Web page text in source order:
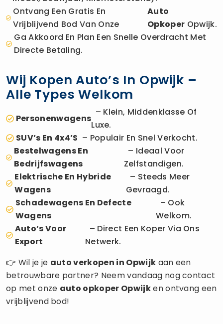
Ontvang Een Gratis En
Vrijblijvend Bod Van Onze
Auto
Opkoper Opwijk.
Ga Akkoord En Plan Een Snelle Overdracht Met
Directe Betaling.
Wij Kopen Auto’s In Opwijk –
Alle Types Welkom
Personenwagens
– Klein, Middenklasse Of
Luxe.
SUV’s En 4x4’s – Populair En Snel Verkocht.
Bestelwagens En
Bedrijfswagens
– Ideaal Voor
Zelfstandigen.
Elektrische En Hybride
Wagens
– Steeds Meer
Gevraagd.
Schadewagens En Defecte
Wagens
– Ook
Welkom.
Auto’s Voor
Export
– Direct Een Koper Via Ons
Netwerk.
👉 Wil je je auto verkopen in Opwijk aan een
betrouwbare partner? Neem vandaag nog contact
op met onze auto opkoper Opwijken ontvang een
vrijblijvend bod!